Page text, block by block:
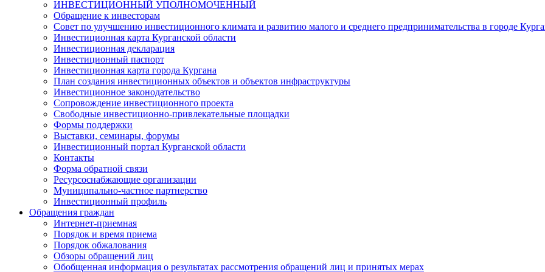
ИНВЕСТИЦИОННЫЙ УПОЛНОМОЧЕННЫЙ
Обращение к инвесторам
Совет по улучшению инвестиционного климата и развитию малого и среднего предпринимательства в городе
Инвестиционная карта Курганской области
Инвестиционная декларация
Инвестиционный паспорт
Инвестиционная карта города Кургана
План создания инвестиционных объектов и объектов инфраструктуры
Инвестиционное законодательство
Сопровождение инвестиционного проекта
Свободные инвестиционно-привлекательные площадки
Формы поддержки
Выставки, семинары, форумы
Инвестиционный портал Курганской области
Контакты
Форма обратной связи
Ресурсоснабжающие организации
Муниципально-частное партнерство
Инвестиционный профиль
Обращения граждан
Интернет-приемная
Порядок и время приема
Порядок обжалования
Обзоры обращений лиц
Обобщенная информация о результатах рассмотрения обращений лиц и принятых мерах